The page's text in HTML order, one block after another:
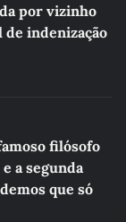
por vizinho
de indenização
filósofo
a segunda
que só